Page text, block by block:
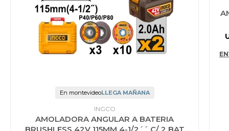
En montevideoLLEGA MAÑANA
INGCO
AMOLADORA ANGULAR A BATERIA
BRUSHLESS 42V 115MM 4-1/2´´ C/ 2 BAT
+